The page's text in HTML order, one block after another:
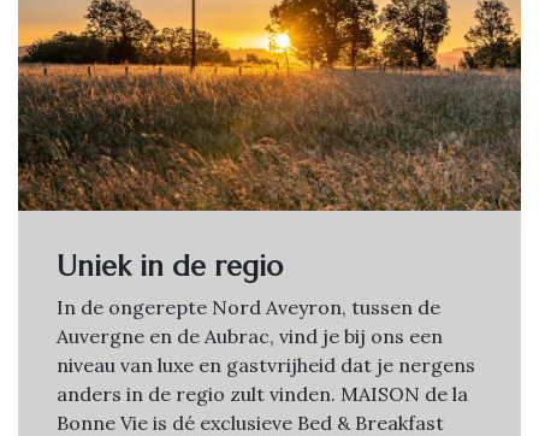
Uniek in de regio
In de ongerepte Nord Aveyron, tussen de
Auvergne en de Aubrac, vind je bij ons een
niveau van luxe en gastvrijheid dat je nergens
anders in de regio zult vinden. MAISON de la
Bonne Vie is dé exclusieve Bed & Breakfast